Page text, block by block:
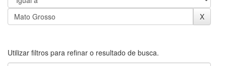
Utilizar filtros para refinar o resultado de busca.